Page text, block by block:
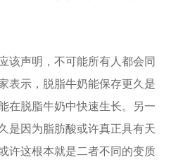
该声明，不可能所有人都会同
表示，脱脂牛奶能保存更久是
在脱脂牛奶中快速生长。另一
是因为脂肪酸或许真正具有天
许这根本就是二者不同的变质